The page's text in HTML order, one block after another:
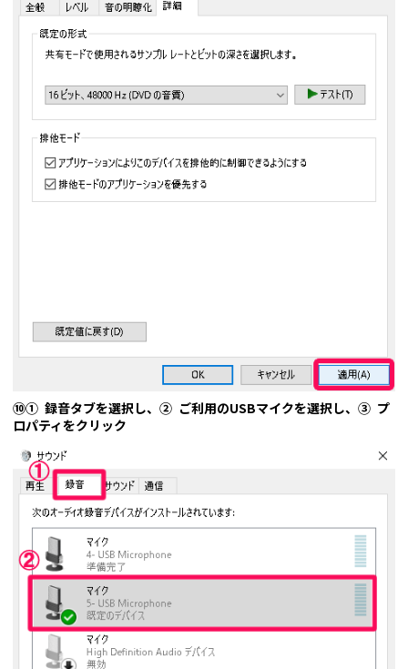
⑩① 録音タブを選択し、② ご利用のUSBマイクを選択し、③ プ
ロパティをクリック